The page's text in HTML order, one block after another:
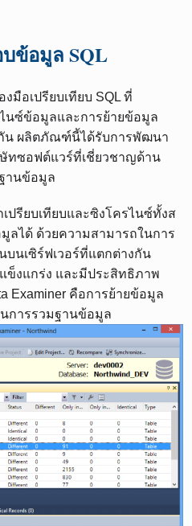
ข้อมูล SQL
งมือเปรียบเทียบ SQL ที่
นซ์ข้อมูลและการย้ายข้อมูล
น ผลิตภัณฑ์นี้ได้รับการพัฒนา
ษัทซอฟต์แวร์ที่เชี่ยวชาญด้าน
านข้อมูล
เปรียบเทียบและซิงโครไนซ์ทั้งส
ลได้ ด้วยความสามารถในการ
นเซิร์ฟเวอร์ที่แตกต่างกัน
ข็งแกร่ง และมีประสิทธิภาพ
Examiner คือการย้ายข้อมูล
การรวมฐานข้อมูล